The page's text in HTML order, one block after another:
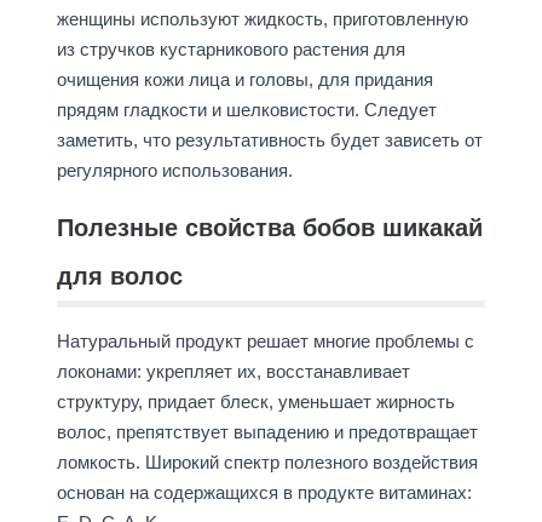
женщины используют жидкость, приготовленную
из стручков кустарникового растения для
очищения кожи лица и головы, для придания
прядям гладкости и шелковистости. Следует
заметить, что результативность будет зависеть от
регулярного использования.
Полезные свойства бобов шикакай
для волос
Натуральный продукт решает многие проблемы с
локонами: укрепляет их, восстанавливает
структуру, придает блеск, уменьшает жирность
волос, препятствует выпадению и предотвращает
ломкость. Широкий спектр полезного воздействия
основан на содержащихся в продукте витаминах: